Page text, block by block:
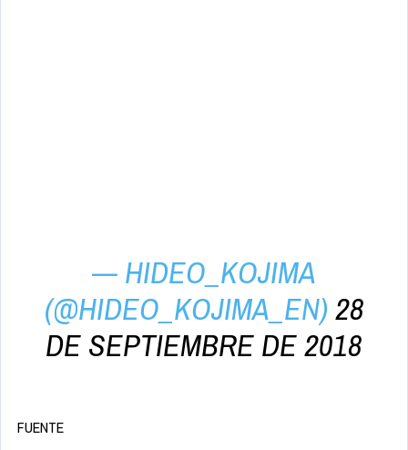
— HIDEO_KOJIMA
(@HIDEO_KOJIMA_EN)28
DE SEPTIEMBRE DE 2018
FUENTE